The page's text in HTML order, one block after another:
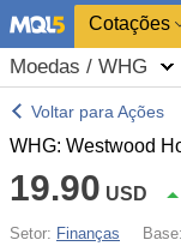
Cotações
Moedas / WHG
Voltar para Ações
WHG: Westwood
19.90 USD
Setor: Finanças Base: